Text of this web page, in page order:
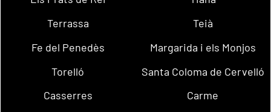
Terrassa
Teià
Fe del Penedès
Margarida i els Monjos
Torelló
Santa Coloma de Cervelló
Casserres
Carme